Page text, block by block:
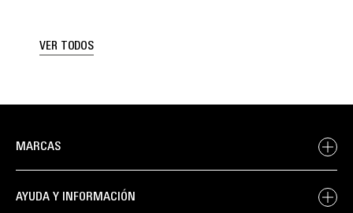
VER TODOS
MARCAS
AYUDA Y INFORMACIÓN